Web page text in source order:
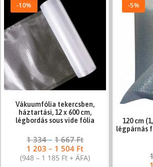
-10%
Vákuumfólia tekercsben,
háztartási, 12 x 600 cm,
légbordás sous vide fólia
1 334–1 667Ft
1 203– 1 504 Ft
(948– 1 185 Ft + ÁFA)
-5%
120 cm
légpárnás